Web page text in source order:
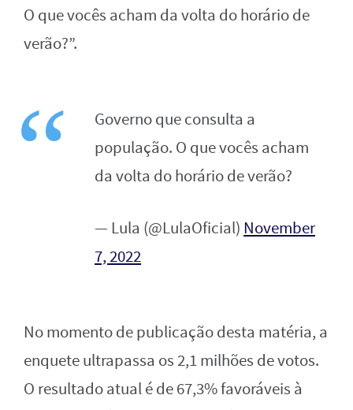
O que vocês acham da volta do horário de
verão?”.
Governo que consulta a
população. O que vocês acham
da volta do horário de verão?
— Lula (@LulaOficial) November
7, 2022
No momento de publicação desta matéria, a
enquete ultrapassa os 2,1 milhões de votos.
O resultado atual é de 67,3% favoráveis à